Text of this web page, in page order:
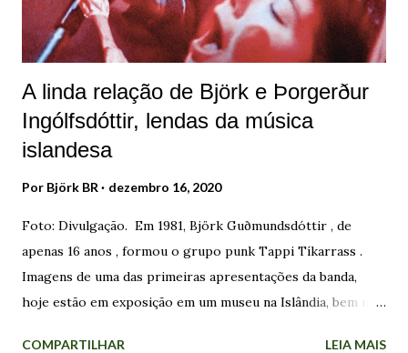
Free Jazz Festival . Fotos: ...
A linda relação de Björk e Þorgerður
Ingólfsdóttir, lendas da música
islandesa
Por Björk BR dezembro 16, 2020
Foto: Divulgação. Em 1981, Björk Guðmundsdóttir , de
apenas 16 anos , formou o grupo punk Tappi Tíkarrass .
Imagens de uma das primeiras apresentações da banda,
hoje estão em exposição em um museu na Islândia, bem no
COMPARTILHAR LEIA MAIS